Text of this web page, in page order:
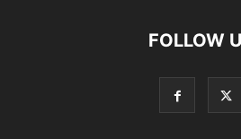
FOLLOW